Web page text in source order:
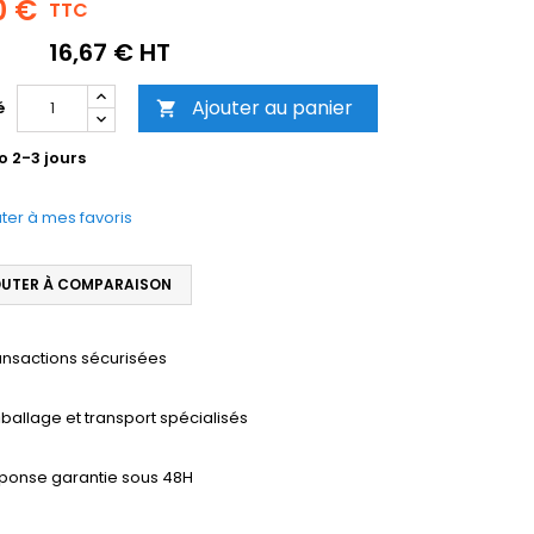
€ TTC
16,67 € HT
 Ajouter au panier
2-3 jours
à mes favoris
À COMPARAISON
sécurisées
et transport spécialisés
garantie sous 48H